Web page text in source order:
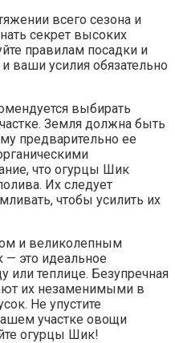
всего сезона и
секрет высоких
правилам посадки и
ваши усилия обязательно
выбирать
Земля должна быть
предварительно ее
что огурцы Шик
Их следует
чтобы усилить их
и великолепным
это идеальное
или теплице. Безупречная
их незаменимыми в
Не упустите
участке овощи
огурцы Шик!